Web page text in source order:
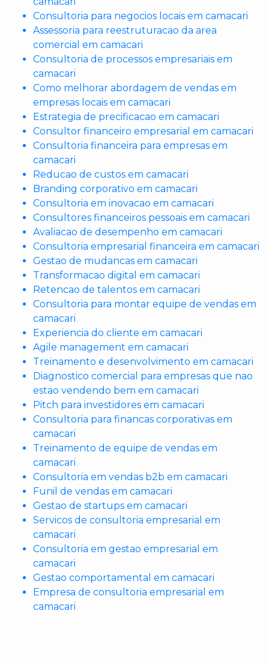
Consultoria para negocios locais em camacari
Assessoria para reestruturacao da area
comercial em camacari
Consultoria de processos empresariais em
camacari
Como melhorar abordagem de vendas em
empresas locais em camacari
Estrategia de precificacao em camacari
Consultor financeiro empresarial em camacari
Consultoria financeira para empresas em
camacari
Reducao de custos em camacari
Branding corporativo em camacari
Consultoria em inovacao em camacari
Consultores financeiros pessoais em camacari
Avaliacao de desempenho em camacari
Consultoria empresarial financeira em camacari
Gestao de mudancas em camacari
Transformacao digital em camacari
Retencao de talentos em camacari
Consultoria para montar equipe de vendas em
camacari
Experiencia do cliente em camacari
Agile management em camacari
Treinamento e desenvolvimento em camacari
Diagnostico comercial para empresas que nao
estao vendendo bem em camacari
Pitch para investidores em camacari
Consultoria para financas corporativas em
camacari
Treinamento de equipe de vendas em
camacari
Consultoria em vendas b2b em camacari
Funil de vendas em camacari
Gestao de startups em camacari
Servicos de consultoria empresarial em
camacari
Consultoria em gestao empresarial em
camacari
Gestao comportamental em camacari
Empresa de consultoria empresarial em
camacari